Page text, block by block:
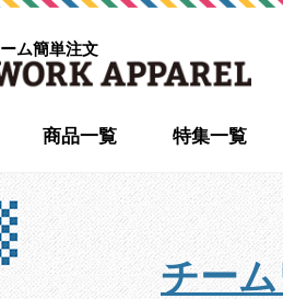
ム簡単注文
商品一覧 特集一覧
チー